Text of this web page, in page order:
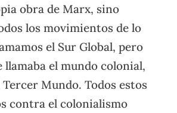
obra de Marx, sino
los movimientos de lo
el Sur Global, pero
llamaba el mundo colonial,
Tercer Mundo. Todos estos
contra el colonialismo